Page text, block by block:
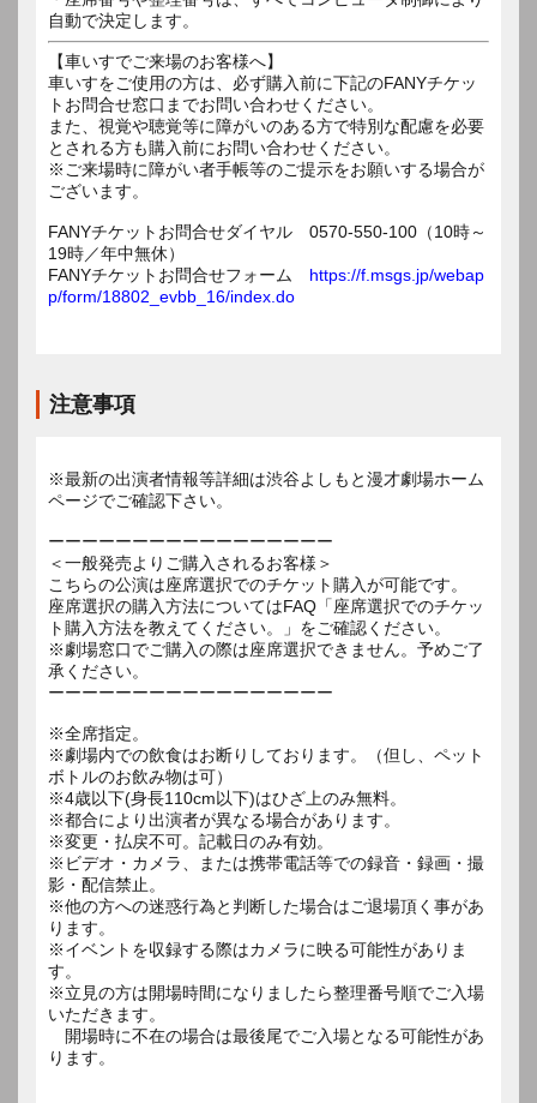
自動で決定します。
【車いすでご来場のお客様へ】
車いすをご使用の方は、必ず購入前に下記のFANYチケッ
トお問合せ窓口までお問い合わせください。
また、視覚や聴覚等に障がいのある方で特別な配慮を必要
とされる方も購入前にお問い合わせください。
※ご来場時に障がい者手帳等のご提示をお願いする場合が
ございます。
FANYチケットお問合せダイヤル 0570-550-100（10時～
19時／年中無休）
FANYチケットお問合せフォーム https://f.msgs.jp/webap
p/form/18802_evbb_16/index.do
注意事項
※最新の出演者情報等詳細は渋谷よしもと漫才劇場ホーム
ページでご確認下さい。
ーーーーーーーーーーーーーーーーー
＜一般発売よりご購入されるお客様＞
こちらの公演は座席選択でのチケット購入が可能です。
座席選択の購入方法についてはFAQ「座席選択でのチケッ
ト購入方法を教えてください。」をご確認ください。
※劇場窓口でご購入の際は座席選択できません。予めご了
承ください。
ーーーーーーーーーーーーーーーーー
※全席指定。
※劇場内での飲食はお断りしております。（但し、ペット
ボトルのお飲み物は可）
※4歳以下(身長110cm以下)はひざ上のみ無料。
※都合により出演者が異なる場合があります。
※変更・払戻不可。記載日のみ有効。
※ビデオ・カメラ、または携帯電話等での録音・録画・撮
影・配信禁止。
※他の方への迷惑行為と判断した場合はご退場頂く事があ
ります。
※イベントを収録する際はカメラに映る可能性がありま
す。
※立見の方は開場時間になりましたら整理番号順でご入場
いただきます。
開場時に不在の場合は最後尾でご入場となる可能性があ
ります。